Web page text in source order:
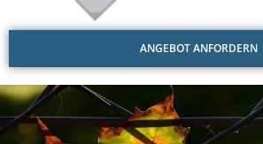
ANGEBOT ANFORDERN